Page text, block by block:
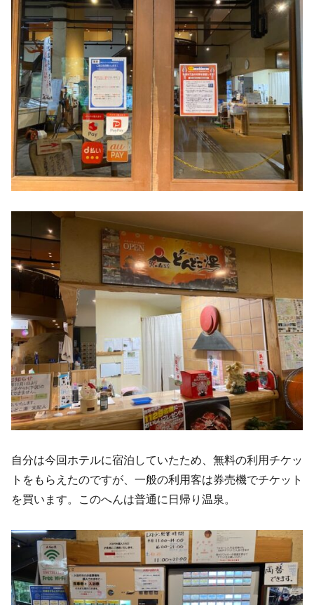
自分は今回ホテルに宿泊していたため、無料の利用チケッ
トをもらえたのですが、一般の利用客は券売機でチケット
を買います。このへんは普通に日帰り温泉。